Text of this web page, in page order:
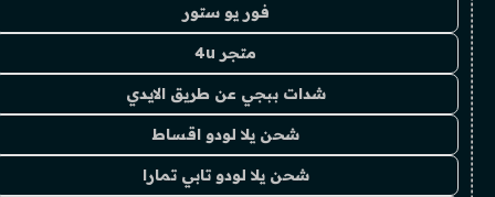
فور يو ستور
متجر 4u
شدات ببجي عن طريق الايدي
شحن يلا لودو اقساط
شحن يلا لودو تابي تمارا